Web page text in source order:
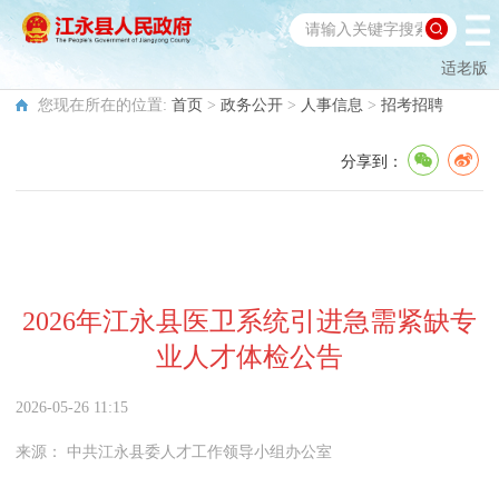
适老版
您现在所在的位置: 首页 > 政务公开 > 人事信息 > 招考招聘
分享到：
2026年江永县医卫系统引进急需紧缺专
业人才体检公告
2026-05-26 11:15
来源： 中共江永县委人才工作领导小组办公室